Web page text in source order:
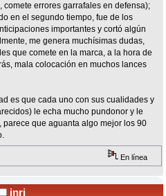
comete errores garrafales en defensa);
en el segundo tiempo, fue de los
importantes y cortó algún
me genera muchísimas dudas,
que comete en la marca, a la hora de
mala colocación en muchos lances
es que cada uno con sus cualidades y
le echa mucho pundonor y le
parece que aguanta algo mejor los 90
En línea
inri